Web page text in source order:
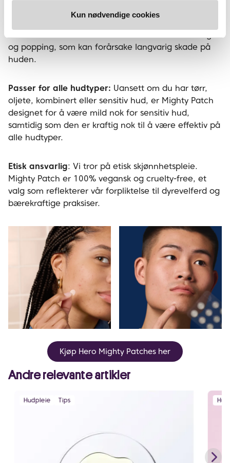
Kun nødvendige cookies
Forebygger arr:Ingen ønsker varige minner om en
kvise. Mighty Patch bidrar til å redusere risikoen for
og popping, som kan forårsake langvarig skade på
huden.
Passer for alle hudtyper: Uansett om du har tørr,
oljete, kombinert eller sensitiv hud, er Mighty Patch
designet for å være mild nok for sensitiv hud,
samtidig som den er kraftig nok til å være effektiv på
alle hudtyper.
Etisk ansvarlig: Vi tror på etisk skjønnhetspleie.
Mighty Patch er 100% vegansk og cruelty-free, et
valg som reflekterer vår forpliktelse til dyrevelferd og
bærekraftige praksiser.
Kjøp Hero Mighty Patches her
Andre relevante artikler
Hudpleie Tips